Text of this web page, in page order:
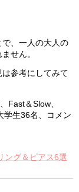
で、一人の大人の
せん。
参考にしてみて
Fast＆Slow、
生36名、コメン
ング＆ピアス6選